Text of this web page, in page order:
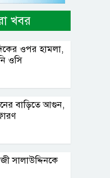
খবর
ওপর হামলা,
ওসি
বাড়িতে আগুন,
সালাউদ্দিনকে